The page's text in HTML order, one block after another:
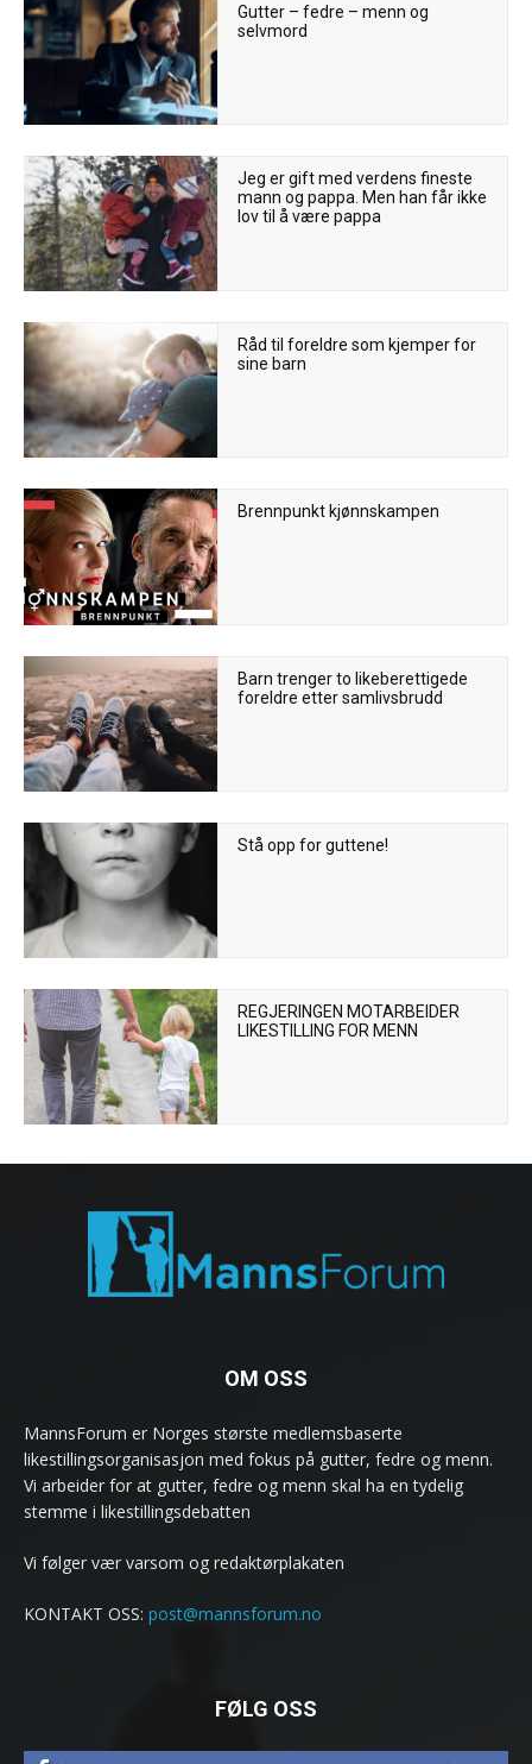
Gutter – fedre – menn og
selvmord
Jeg er gift med verdens fineste
mann og pappa. Men han får ikke
lov til å være pappa
Råd til foreldre som kjemper for
sine barn
Brennpunkt kjønnskampen
Barn trenger to likeberettigede
foreldre etter samlivsbrudd
Stå opp for guttene!
REGJERINGEN MOTARBEIDER
LIKESTILLING FOR MENN
OM OSS
MannsForum er Norges største medlemsbaserte
likestillingsorganisasjon med fokus på gutter, fedre og menn.
Vi arbeider for at gutter, fedre og menn skal ha en tydelig
stemme i likestillingsdebatten
Vi følger vær varsom og redaktørplakaten
KONTAKT OSS: post@mannsforum.no
FØLG OSS